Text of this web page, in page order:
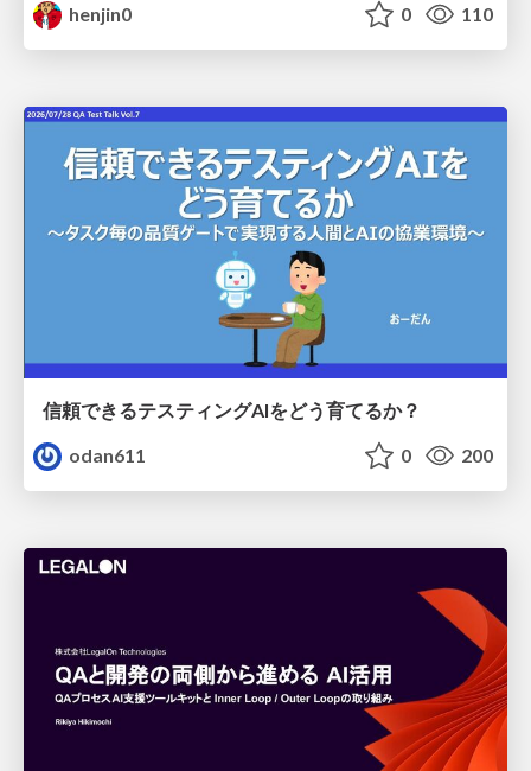
henjin0
0 110
信頼できるテスティングAIをどう育てるか？
odan611
0 200